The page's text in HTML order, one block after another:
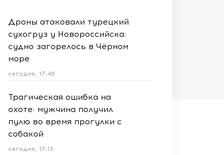
Дроны атаковали турецкий
сухогруз у Новороссийска:
судно загорелось в Чёрном
море
сегодня, 17:46
Трагическая ошибка на
охоте: мужчина получил
пулю во время прогулки с
собакой
сегодня, 17:13